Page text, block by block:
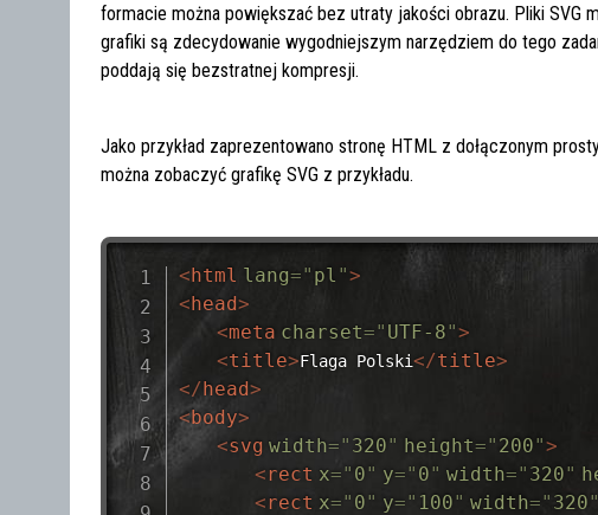
formacie można powiększać bez utraty jakości obrazu. Pliki
grafiki są zdecydowanie wygodniejszym narzędziem do tego
poddają się bezstratnej kompresji.
Jako przykład zaprezentowano stronę HTML z dołączonym
można zobaczyć grafikę SVG z przykładu.
<html lang=" pl ">
<head>
<meta charset=" UTF-8">
<title>Flaga Polski</title>
</head>
<body>
<svg width=" 320" height=" 200">
<rect x=" 0" y=" 0" width=" 320"
<rect x=" 0" y=" 100" width=" 320"